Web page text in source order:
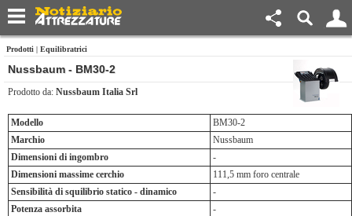
Prodotti | Equilibratrici
Nussbaum - BM30-2
Prodotto da: Nussbaum Italia Srl
Modello
BM30-2
Marchio
Nussbaum
Dimensioni di ingombro
-
Dimensioni massime cerchio
111,5 mm foro centrale
Sensibilità di squilibrio statico - dinamico
-
Potenza assorbita
-